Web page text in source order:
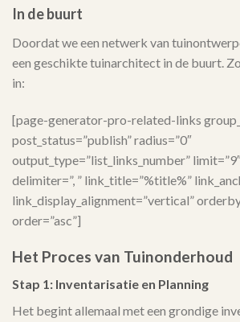
In de buurt
Doordat we een netwerk van
een geschikte tuinarchitect in de buurt.
in:
[page-generator-pro-related-links
post_status=”publish” radius=”0″
output_type=”list_links_number”
delimiter=”, ” link_title=”%title%”
link_display_alignment=”vertical”
order=”asc”]
Het Proces van Tuinonderhoud
Stap 1: Inventarisatie en Planning
Het begint allemaal met een grondige